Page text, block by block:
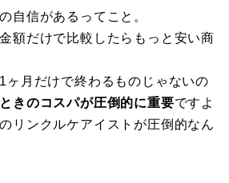
自信があるってこと。
額だけで比較したらもっと安い商
ヶ月だけで終わるものじゃないの
きのコスパが圧倒的に重要ですよ
リンクルケアイストが圧倒的なん